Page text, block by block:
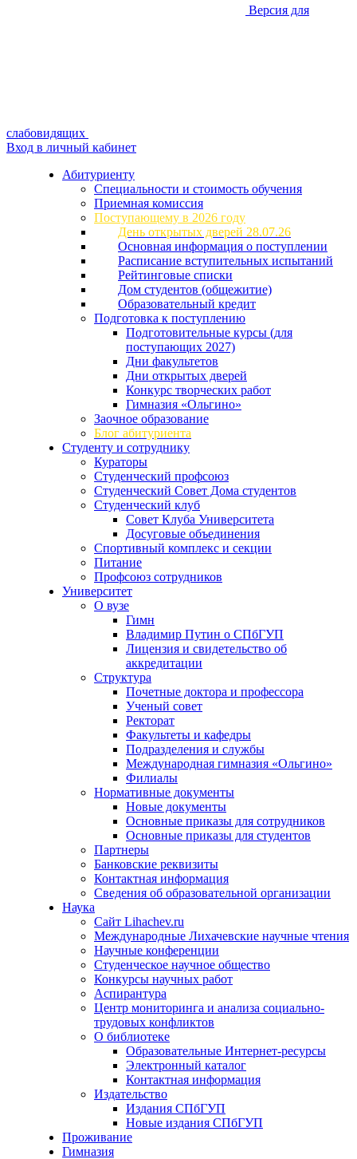
Версия для
слабовидящих
Вход в личный кабинет
Абитуриенту
Специальности и стоимость обучения
Приемная комиссия
Поступающему в 2026 году
День открытых дверей 28.07.26
Основная информация о поступлении
Расписание вступительных испытаний
Рейтинговые списки
Дом студентов (общежитие)
Образовательный кредит
Подготовка к поступлению
Подготовительные курсы (для
поступающих 2027)
Дни факультетов
Дни открытых дверей
Конкурс творческих работ
Гимназия «Ольгино»
Заочное образование
Блог абитуриента
Студенту и сотруднику
Кураторы
Студенческий профсоюз
Студенческий Совет Дома студентов
Студенческий клуб
Совет Клуба Университета
Досуговые объединения
Спортивный комплекс и секции
Питание
Профсоюз сотрудников
Университет
О вузе
Гимн
Владимир Путин о СПбГУП
Лицензия и свидетельство об
аккредитации
Структура
Почетные доктора и профессора
Ученый совет
Ректорат
Факультеты и кафедры
Подразделения и службы
Международная гимназия «Ольгино»
Филиалы
Нормативные документы
Новые документы
Основные приказы для сотрудников
Основные приказы для студентов
Партнеры
Банковские реквизиты
Контактная информация
Сведения об образовательной организации
Наука
Сайт Lihachev.ru
Международные Лихачевские научные чтения
Научные конференции
Студенческое научное общество
Конкурсы научных работ
Аспирантура
Центр мониторинга и анализа социально-
трудовых конфликтов
О библиотеке
Образовательные Интернет-ресурсы
Электронный каталог
Контактная информация
Издательство
Издания СПбГУП
Новые издания СПбГУП
Проживание
Гимназия